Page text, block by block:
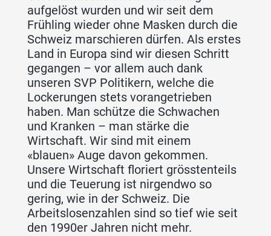
aufgelöst wurden und wir seit dem
Frühling wieder ohne Masken durch die
Schweiz marschieren dürfen. Als erstes
Land in Europa sind wir diesen Schritt
gegangen – vor allem auch dank
unseren SVP Politikern, welche die
Lockerungen stets vorangetrieben
haben. Man schütze die Schwachen
und Kranken – man stärke die
Wirtschaft. Wir sind mit einem
«blauen» Auge davon gekommen.
Unsere Wirtschaft floriert grösstenteils
und die Teuerung ist nirgendwo so
gering, wie in der Schweiz. Die
Arbeitslosenzahlen sind so tief wie seit
den 1990er Jahren nicht mehr.